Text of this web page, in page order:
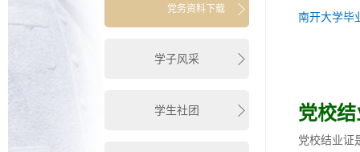
党务资料下载
学子风采
学生社团
南开大学毕
党校
党校结业证